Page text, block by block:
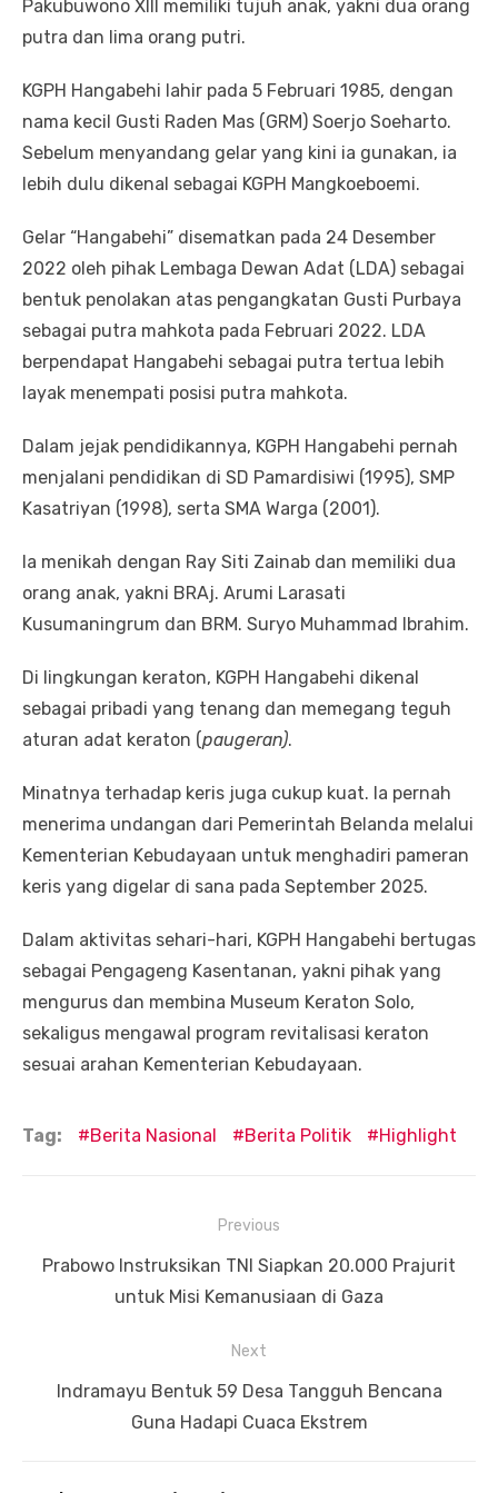
Pakubuwono XIII memiliki tujuh anak, yakni dua orang
putra dan lima orang putri.
KGPH Hangabehi lahir pada 5 Februari 1985, dengan
nama kecil Gusti Raden Mas (GRM) Soerjo Soeharto.
Sebelum menyandang gelar yang kini ia gunakan, ia
lebih dulu dikenal sebagai KGPH Mangkoeboemi.
Gelar “Hangabehi” disematkan pada 24 Desember
2022 oleh pihak Lembaga Dewan Adat (LDA) sebagai
bentuk penolakan atas pengangkatan Gusti Purbaya
sebagai putra mahkota pada Februari 2022. LDA
berpendapat Hangabehi sebagai putra tertua lebih
layak menempati posisi putra mahkota.
Dalam jejak pendidikannya, KGPH Hangabehi pernah
menjalani pendidikan di SD Pamardisiwi (1995), SMP
Kasatriyan (1998), serta SMA Warga (2001).
Ia menikah dengan Ray Siti Zainab dan memiliki dua
orang anak, yakni BRAj. Arumi Larasati
Kusumaningrum dan BRM. Suryo Muhammad Ibrahim.
Di lingkungan keraton, KGPH Hangabehi dikenal
sebagai pribadi yang tenang dan memegang teguh
aturan adat keraton (paugeran).
Minatnya terhadap keris juga cukup kuat. Ia pernah
menerima undangan dari Pemerintah Belanda melalui
Kementerian Kebudayaan untuk menghadiri pameran
keris yang digelar di sana pada September 2025.
Dalam aktivitas sehari-hari, KGPH Hangabehi bertugas
sebagai Pengageng Kasentanan, yakni pihak yang
mengurus dan membina Museum Keraton Solo,
sekaligus mengawal program revitalisasi keraton
sesuai arahan Kementerian Kebudayaan.
Tag: Berita Nasional Berita Politik Highlight
pos
Previous
Previous
Prabowo Instruksikan TNI Siapkan 20.000 Prajurit
untuk Misi Kemanusiaan di Gaza
Next
NextIndramayu Bentuk 59 Desa Tangguh Bencana
Guna Hadapi Cuaca Ekstrem